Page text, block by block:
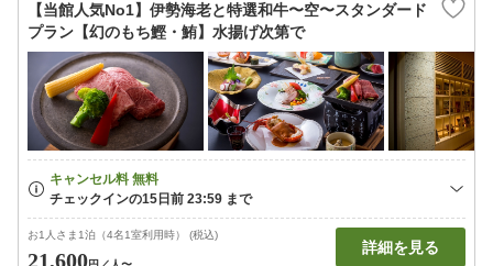
【当館人気No1】伊勢海老と特選和牛〜空〜スタンダード
プラン【幻のもち鰹・鮪】水揚げ次第で
お1人さま1泊（4名1室利用時） (税込)
21,600
詳細を見る